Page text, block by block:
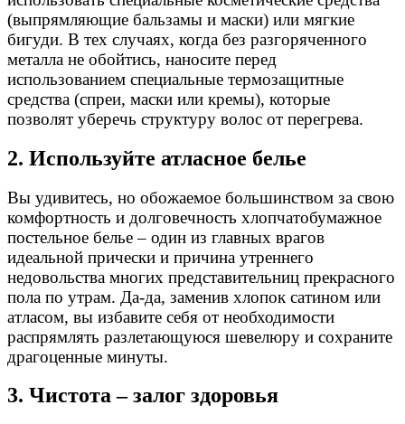
(выпрямляющие бальзамы и маски) или мягкие
бигуди. В тех случаях, когда без разгоряченного
металла не обойтись, наносите перед
использованием специальные термозащитные
средства (спреи, маски или кремы), которые
позволят уберечь структуру волос от перегрева.
2. Используйте атласное белье
Вы удивитесь, но обожаемое большинством за свою
комфортность и долговечность хлопчатобумажное
постельное белье – один из главных врагов
идеальной прически и причина утреннего
недовольства многих представительниц прекрасного
пола по утрам. Да-да, заменив хлопок сатином или
атласом, вы избавите себя от необходимости
распрямлять разлетающуюся шевелюру и сохраните
драгоценные минуты.
3. Чистота – залог здоровья